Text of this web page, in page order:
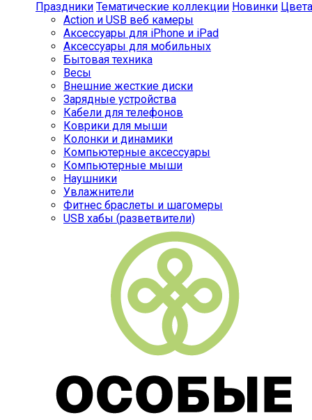
Праздники Тематические коллекции Новинки Цвета
Action и USB веб камеры
Аксессуары для iPhone и iPad
Аксессуары для мобильных
Бытовая техника
Весы
Внешние жесткие диски
Зарядные устройства
Кабели для телефонов
Коврики для мыши
Колонки и динамики
Компьютерные аксессуары
Компьютерные мыши
Наушники
Увлажнители
Фитнес браслеты и шагомеры
USB хабы (разветвители)